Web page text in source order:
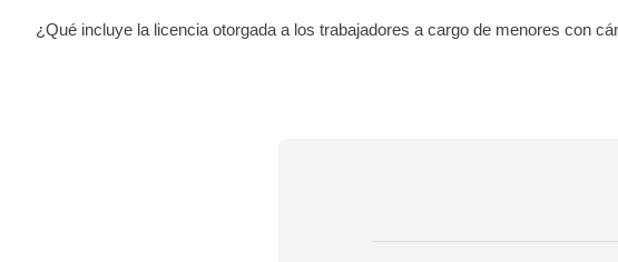
¿Qué incluye la licencia otorgada a los trabajadores a cargo de menores con